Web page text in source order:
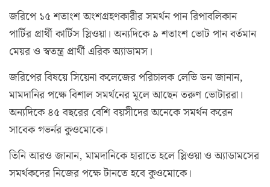
জরিপে ১৫ শতাংশ অংশগ্রহণকারীর সমর্থন পান রিপাবলিকান
পার্টির প্রার্থী কার্টিস স্লিওয়া। অন্যদিকে ৯ শতাংশ ভোট পান বর্তমান
মেয়র ও স্বতন্ত্র প্রার্থী এরিক অ্যাডামস।
জরিপের বিষয়ে সিয়েনা কলেজের পরিচালক লেভি ডন জানান,
মামদানির পক্ষে বিশাল সমর্থনের মূলে আছেন তরুণ ভোটাররা।
অন্যদিকে ৪৫ বছরের বেশি বয়সীদের অনেকে সমর্থন করেন
সাবেক গভর্নর কুওমোকে।
তিনি আরও জানান, মামদানিকে হারাতে হলে স্লিওয়া ও অ্যাডামসের
সমর্থকদের নিজের পক্ষে টানতে হবে কুওমোকে।